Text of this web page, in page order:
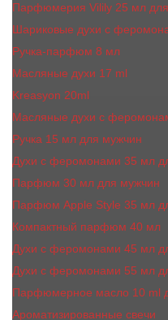
Парфюмерия Vilily 25 мл
Шариковые духи с
Ручка-парфюм 8 мл
Масляные духи 17 ml
Kreasyon 20ml
Масляные духи c
Ручка 15 мл для мужчин
Духи с феромонами 35 мл
Парфюм 30 мл для мужчин
Парфюм Apple Style 35 мл
Компактный парфюм 40 мл
Духи с феромонами 45 мл
Духи с феромонами 55 мл
Парфюмерное масло 10 ml
Ароматизированные свечи